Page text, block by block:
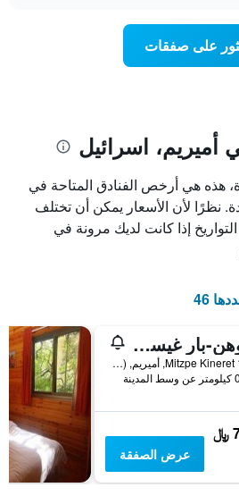
على صفقات
اسرائيل
هذه هي أرخص الفنادق المتاحة في
نظرًا لأن الأسعار يمكن أن تختلف
إذا كانت لديك مرونة في
46
أوهن-بار غيستهاوس
Mitzpe Kineret 10, أميريم, Haûafon (Northern), اسرائيل
عرض الصفقة